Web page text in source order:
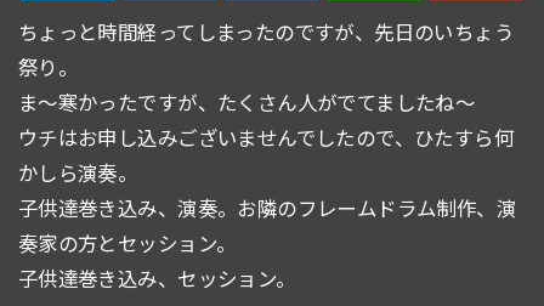
ちょっと時間経ってしまったのですが、先日のいちょう
祭り。
ま〜寒かったですが、たくさん人がでてましたね〜
ウチはお申し込みございませんでしたので、ひたすら何
かしら演奏。
子供達巻き込み、演奏。お隣のフレームドラム制作、演
奏家の方とセッション。
子供達巻き込み、セッション。